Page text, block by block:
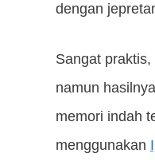
dengan
Sangat
namun
memori indah
menggunakan